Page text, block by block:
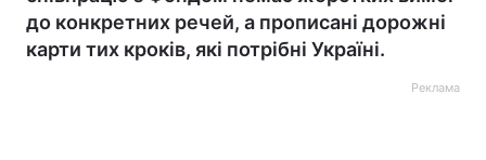
до конкретних речей, а прописані дорожні
карти тих кроків, які потрібні Україні.
Реклама